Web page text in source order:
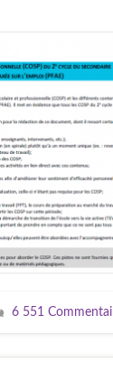
6 551